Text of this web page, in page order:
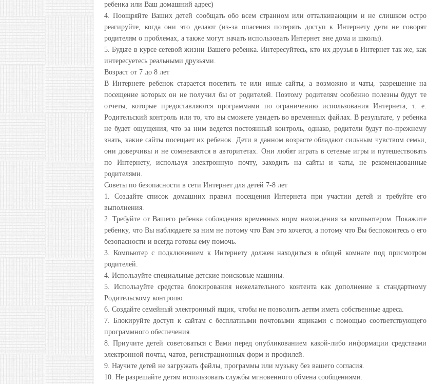
ребенка или Ваш домашний адрес)
4. Поощряйте Ваших детей сообщать обо всем странном или отталкивающим и не слишком остро
реагируйте, когда они это делают (из-за опасения потерять доступ к Интернету дети не говорят
родителям о проблемах, а также могут начать использовать Интернет вне дома и школы).
5. Будьте в курсе сетевой жизни Вашего ребенка. Интересуйтесь, кто их друзья в Интернет так же, как
интересуетесь реальными друзьями.
Возраст от 7 до 8 лет
В Интернете ребенок старается посетить те или иные сайты, а возможно и чаты, разрешение на
посещение которых он не получил бы от родителей. Поэтому родителям особенно полезны будут те
отчеты, которые предоставляются программами по ограничению использования Интернета, т. е.
Родительский контроль или то, что вы сможете увидеть во временных файлах. В результате, у ребенка
не будет ощущения, что за ним ведется постоянный контроль, однако, родители будут по-прежнему
знать, какие сайты посещает их ребенок. Дети в данном возрасте обладают сильным чувством семьи,
они доверчивы и не сомневаются в авторитетах. Они любят играть в сетевые игры и путешествовать
по Интернету, используя электронную почту, заходить на сайты и чаты, не рекомендованные
родителями.
Советы по безопасности в сети Интернет для детей 7-8 лет
1. Создайте список домашних правил посещения Интернета при участии детей и требуйте его
выполнения.
2. Требуйте от Вашего ребенка соблюдения временных норм нахождения за компьютером. Покажите
ребенку, что Вы наблюдаете за ним не потому что Вам это хочется, а потому что Вы беспокоитесь о его
безопасности и всегда готовы ему помочь.
3. Компьютер с подключением к Интернету должен находиться в общей комнате под присмотром
родителей.
4. Используйте специальные детские поисковые машины.
5. Используйте средства блокирования нежелательного контента как дополнение к стандартному
Родительскому контролю.
6. Создайте семейный электронный ящик, чтобы не позволить детям иметь собственные адреса.
7. Блокируйте доступ к сайтам с бесплатными почтовыми ящиками с помощью соответствующего
программного обеспечения.
8. Приучите детей советоваться с Вами перед опубликованием какой-либо информации средствами
электронной почты, чатов, регистрационных форм и профилей.
9. Научите детей не загружать файлы, программы или музыку без вашего согласия.
10. Не разрешайте детям использовать службы мгновенного обмена сообщениями.